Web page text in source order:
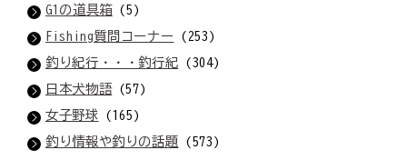
G1の道具箱(5)
Fishing質問コーナー (253)
釣り紀行・・・釣行紀 (304)
日本犬物語(57)
女子野球 (165)
釣り情報や釣りの話題 (573)